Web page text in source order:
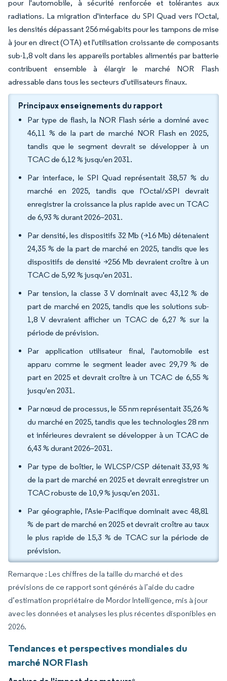
pour l'automobile, à sécurité renforcée et tolérantes aux
radiations. La migration d'interface du SPI Quad vers l'Octal,
les densités dépassant 256 mégabits pour les tampons de mise
à jour en direct (OTA) et l'utilisation croissante de composants
sub-1,8 volt dans les appareils portables alimentés par batterie
contribuent ensemble à élargir le marché NOR Flash
adressable dans tous les secteurs d'utilisateurs finaux.
Principaux enseignements du rapport
Par type de flash, la NOR Flash série a dominé avec
46,11 % de la part de marché NOR Flash en 2025,
tandis que le segment devrait se développer à un
TCAC de 6,12 % jusqu'en 2031.
Par interface, le SPI Quad représentait 38,57 % du
marché en 2025, tandis que l'Octal/xSPI devrait
enregistrer la croissance la plus rapide avec un TCAC
de 6,93 % durant 2026–2031.
Par densité, les dispositifs 32 Mb (>16 Mb) détenaient
24,35 % de la part de marché en 2025, tandis que les
dispositifs de densité >256 Mb devraient croître à un
TCAC de 5,92 % jusqu'en 2031.
Par tension, la classe 3 V dominait avec 43,12 % de
part de marché en 2025, tandis que les solutions sub-
1,8 V devraient afficher un TCAC de 6,27 % sur la
période de prévision.
Par application utilisateur final, l'automobile est
apparu comme le segment leader avec 29,79 % de
part en 2025 et devrait croître à un TCAC de 6,55 %
jusqu'en 2031.
Par nœud de processus, le 55 nm représentait 35,26 %
du marché en 2025, tandis que les technologies 28 nm
et inférieures devraient se développer à un TCAC de
6,43 % durant 2026–2031.
Par type de boîtier, le WLCSP/CSP détenait 33,93 %
de la part de marché en 2025 et devrait enregistrer un
TCAC robuste de 10,9 % jusqu'en 2031.
Par géographie, l'Asie-Pacifique dominait avec 48,81
% de part de marché en 2025 et devrait croître au taux
le plus rapide de 15,3 % de TCAC sur la période de
prévision.
Remarque : Les chiffres de la taille du marché et des
prévisions de ce rapport sont générés à l’aide du cadre
d’estimation propriétaire de Mordor Intelligence, mis à jour
avec les données et analyses les plus récentes disponibles en
2026.
Tendances et perspectives mondiales du
marché NOR Flash